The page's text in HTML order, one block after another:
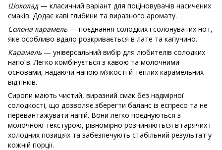
Шоколад — класичний варіант для поціновувачів насичених
смаків. Додає каві глибини та виразного аромату.
Солона карамель — поєднання солодких і солонуватих нот,
яке особливо вдало розкривається в лате та капучино.
Карамель— універсальний вибір для любителів солодких
напоїв. Легко комбінується з кавою та молочними
основами, надаючи напою м’якості й теплих карамельних
відтінків.
Сиропи мають чистий, виразний смак без надмірної
солодкості, що дозволяє зберегти баланс із еспресо та не
перевантажувати напій. Вони легко поєднуються з
молочною текстурою, рівномірно розчиняються в гарячих і
холодних позиціях та забезпечують стабільний результат у
кожній порції.